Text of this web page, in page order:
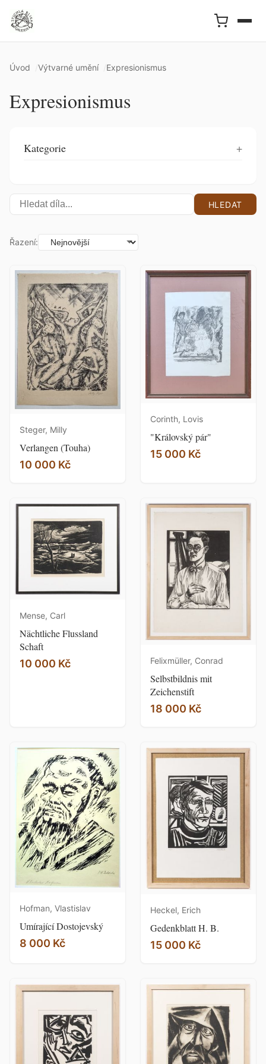
Úvod Výtvarné umění Expresionismus
Expresionismus
Kategorie
HLEDAT
Řazení:
Steger, Milly
Verlangen (Touha)
10 000 Kč
Corinth, Lovis
"Královský pár"
15 000 Kč
Mense, Carl
Nächtliche Flussland
Schaft
10 000 Kč
Felixmüller, Conrad
Selbstbildnis mit
Zeichenstift
18 000 Kč
Hofman, Vlastislav
Umírající Dostojevský
8 000 Kč
Heckel, Erich
Gedenkblatt H. B.
15 000 Kč